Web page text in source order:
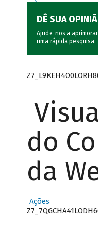
DÊ SUA
Ajude-nos a
uma rápida pesquisa.
do
da
Ações